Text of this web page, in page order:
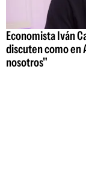
Economista Iván
discuten como en
nosotros"